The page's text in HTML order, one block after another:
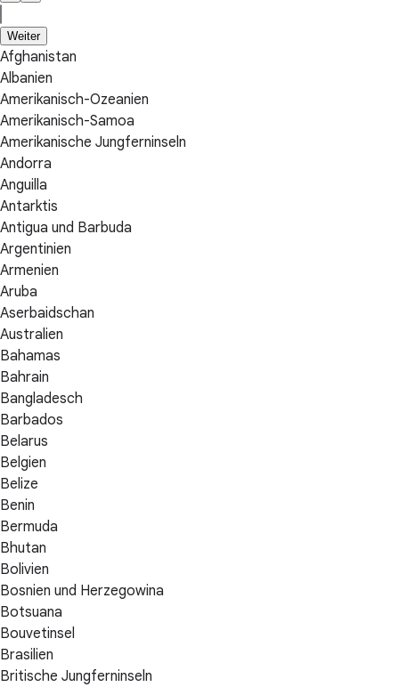
Weiter
Afghanistan
Albanien
Amerikanisch-Ozeanien
Amerikanisch-Samoa
Amerikanische Jungferninseln
Andorra
Anguilla
Antarktis
Antigua und Barbuda
Argentinien
Armenien
Aruba
Aserbaidschan
Australien
Bahamas
Bahrain
Bangladesch
Barbados
Belarus
Belgien
Belize
Benin
Bermuda
Bhutan
Bolivien
Bosnien und Herzegowina
Botsuana
Bouvetinsel
Brasilien
Britische Jungferninseln